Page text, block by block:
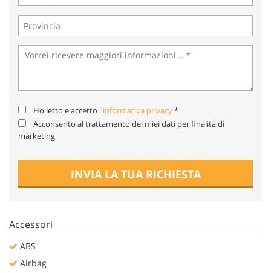
Ho letto e accetto l'informativa privacy*
Acconsento al trattamento dei miei dati per finalità di
marketing
INVIA LA TUA RICHIESTA
Accessori
ABS
Airbag
Cookie per il miglioramento dell'esperienza utente
Cookie analitici
Leggi
la
policy
Salva